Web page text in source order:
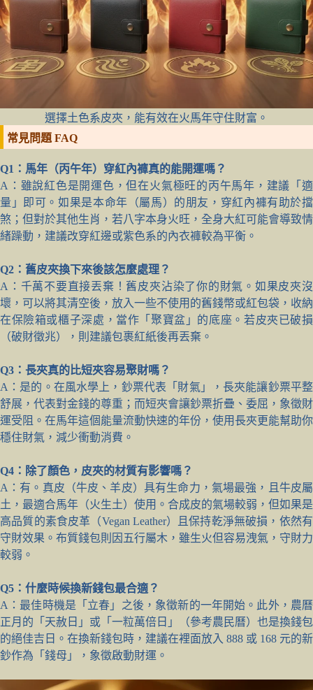
選擇土色系皮夾，能有效在火馬年守住財富。
常見問題 FAQ
Q1：馬年（丙午年）穿紅內褲真的能開運嗎？
A：雖說紅色是開運色，但在火氣極旺的丙午馬年，建議「適
量」即可。如果是本命年（屬馬）的朋友，穿紅內褲有助於擋
煞；但對於其他生肖，若八字本身火旺，全身大紅可能會導致情
緒躁動，建議改穿紅邊或紫色系的內衣褲較為平衡。
Q2：舊皮夾換下來後該怎麼處理？
A：千萬不要直接丟棄！舊皮夾沾染了你的財氣。如果皮夾沒
壞，可以將其清空後，放入一些不使用的舊錢幣或紅包袋，收納
在保險箱或櫃子深處，當作「聚寶盆」的底座。若皮夾已破損
（破財徵兆），則建議包裹紅紙後再丟棄。
Q3：長夾真的比短夾容易聚財嗎？
A：是的。在風水學上，鈔票代表「財氣」，長夾能讓鈔票平整
舒展，代表對金錢的尊重；而短夾會讓鈔票折疊、委屈，象徵財
運受阻。在馬年這個能量流動快速的年份，使用長夾更能幫助你
穩住財氣，減少衝動消費。
Q4：除了顏色，皮夾的材質有影響嗎？
A：有。真皮（牛皮、羊皮）具有生命力，氣場最強，且牛皮屬
土，最適合馬年（火生土）使用。合成皮的氣場較弱，但如果是
高品質的素食皮革（Vegan Leather）且保持乾淨無破損，依然有
守財效果。布質錢包則因五行屬木，雖生火但容易洩氣，守財力
較弱。
Q5：什麼時候換新錢包最合適？
A：最佳時機是「立春」之後，象徵新的一年開始。此外，農曆
正月的「天赦日」或「一粒萬倍日」（參考農民曆）也是換錢包
的絕佳吉日。在換新錢包時，建議在裡面放入 888 或 168 元的新
鈔作為「錢母」，象徵啟動財運。